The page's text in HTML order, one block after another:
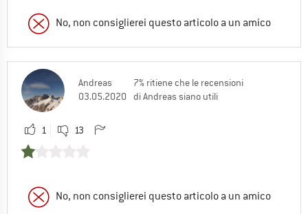
No, non consiglierei questo articolo a un amico
Andreas
03.05.2020
7% ritiene che le recensioni
di Andreas siano utili
1 13
No, non consiglierei questo articolo a un amico